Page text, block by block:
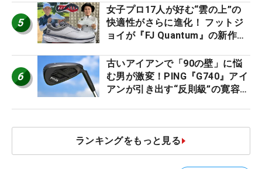
5
女子プロ17人が好む“雲の上”の
快適性がさらに進化！ フットジ
ョイが『FJ Quantum』の新作を
6
古いアイアンで「90の壁」に悩
む男が激変！PING『G740』アイ
アンが引き出す“反則級”の寛容性
ランキングをもっと見る